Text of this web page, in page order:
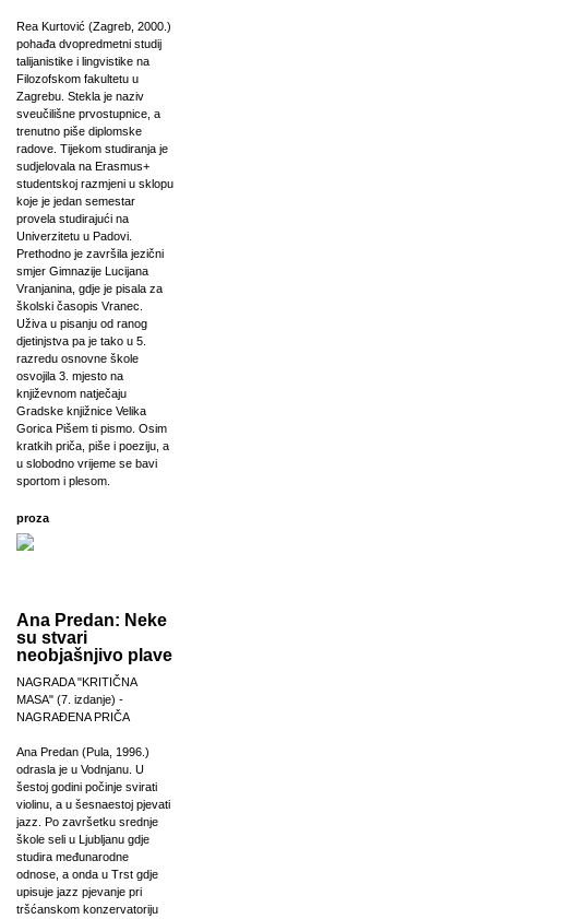
Rea Kurtović (Zagreb, 2000.)
pohađa dvopredmetni studij
talijanistike i lingvistike na
Filozofskom fakultetu u
Zagrebu. Stekla je naziv
sveučilišne prvostupnice, a
trenutno piše diplomske
radove. Tijekom studiranja je
sudjelovala na Erasmus+
studentskoj razmjeni u sklopu
koje je jedan semestar
provela studirajući na
Univerzitetu u Padovi.
Prethodno je završila jezični
smjer Gimnazije Lucijana
Vranjanina, gdje je pisala za
školski časopis Vranec.
Uživa u pisanju od ranog
djetinjstva pa je tako u 5.
razredu osnovne škole
osvojila 3. mjesto na
književnom natječaju
Gradske knjižnice Velika
Gorica Pišem ti pismo. Osim
kratkih priča, piše i poeziju, a
u slobodno vrijeme se bavi
sportom i plesom.
proza
Ana Predan: Neke
su stvari
neobjašnjivo plave
NAGRADA "KRITIČNA
MASA" (7. izdanje) -
NAGRAĐENA PRIČA
Ana Predan (Pula, 1996.)
odrasla je u Vodnjanu. U
šestoj godini počinje svirati
violinu, a u šesnaestoj pjevati
jazz. Po završetku srednje
škole seli u Ljubljanu gdje
studira međunarodne
odnose, a onda u Trst gdje
upisuje jazz pjevanje pri
tršćanskom konzervatoriju